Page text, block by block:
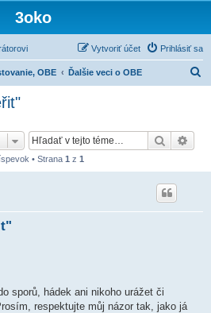
3oko
Prihlásiť sa
Vytvoriť účet
OBE Ďalšie veci o OBE
Hľadať
• Strana 1 z 1
sporů, hádek ani nikoho urážet či
respektujte můj názor tak, jako já